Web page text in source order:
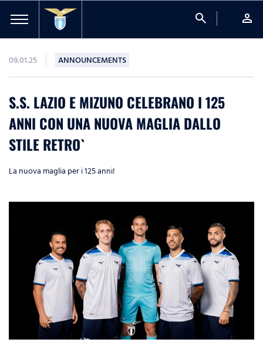
search person
09.01.25 ANNOUNCEMENTS
S.S. LAZIO E MIZUNO CELEBRANO I 125
ANNI CON UNA NUOVA MAGLIA DALLO
STILE RETRO`
La nuova maglia per i 125 anni!